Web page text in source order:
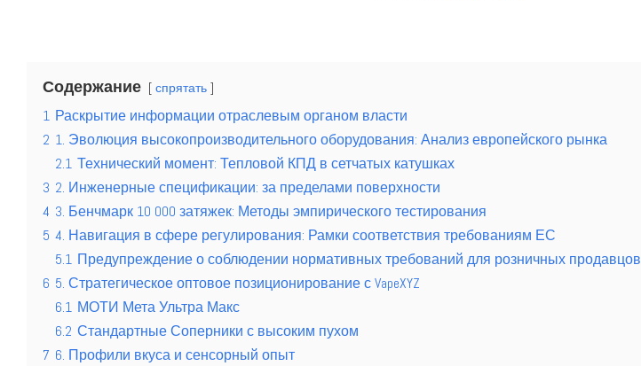
Содержание спрятать
1 Раскрытие информации отраслевым органом власти
2 1. Эволюция высокопроизводительного оборудования: Анализ европейского рынка
2.1 Технический момент: Тепловой КПД в сетчатых катушках
3 2. Инженерные спецификации: за пределами поверхности
4 3. Бенчмарк 10 000 затяжек: Методы эмпирического тестирования
5 4. Навигация в сфере регулирования: Рамки соответствия требованиям ЕС
5.1 Предупреждение о соблюдении нормативных требований для розничных продавцов
6 5. Стратегическое оптовое позиционирование с VapeXYZ
6.1 МОТИ Мета Ультра Макс
6.2 Стандартные Соперники с высоким пухом
7 6. Профили вкуса и сенсорный опыт